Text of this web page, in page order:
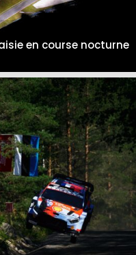
en course nocturne